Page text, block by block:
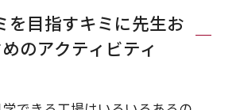
を目指すキミに先生お
のアクティビティ